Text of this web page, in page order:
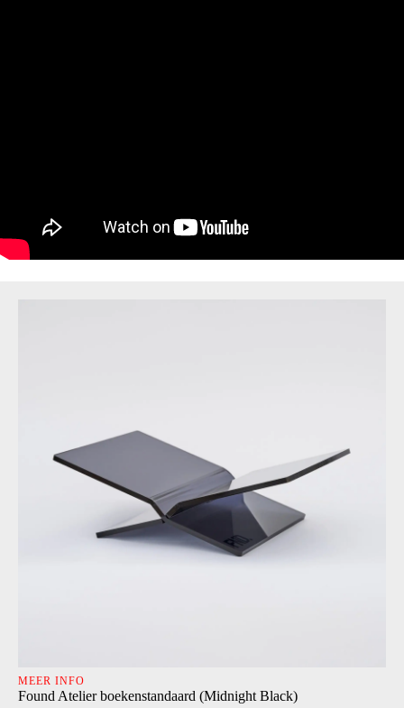
MEER INFO
Found Atelier boekenstandaard (Midnight Black)